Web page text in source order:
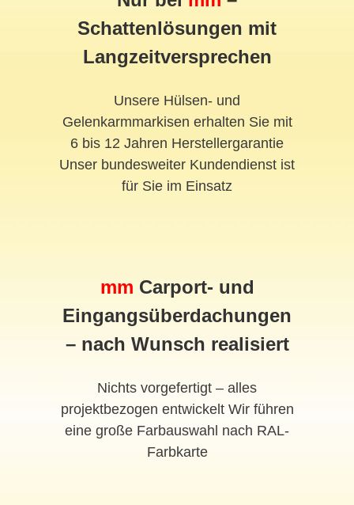
Schattenlösungen mit
Langzeitversprechen
Unsere Hülsen- und
Gelenkarmmarkisen erhalten Sie mit
6 bis 12 Jahren Herstellergarantie
Unser bundesweiter Kundendienst ist
für Sie im Einsatz
mm Carport- und
Eingangsüberdachungen
– nach Wunsch realisiert
Nichts vorgefertigt – alles
projektbezogen entwickelt Wir führen
eine große Farbauswahl nach RAL-
Farbkarte